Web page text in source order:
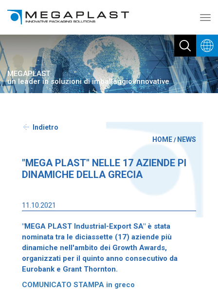
MEGAPLAST
un leader in soluzioni di imballaggio innovative
Indietro
HOME/ NEWS
"MEGA PLAST" NELLE 17 AZIENDE PI
DINAMICHE DELLA GRECIA
11.10.2021
"MEGA PLAST Industrial-Export SA" è stata
nominata tra le diciassette (17) aziende più
dinamiche nell'ambito dei Growth Awards,
organizzati per il quinto anno consecutivo da
Eurobank e Grant Thornton.
COMUNICATO STAMPA in greco